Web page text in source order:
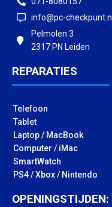
info@pc-checkpunt.nl
Pelmolen 3
2317 PN Leiden
REPARATIES
Telefoon
Tablet
Laptop / MacBook
Computer / iMac
SmartWatch
PS4 / Xbox / Nintendo
OPENINGSTIJDEN: